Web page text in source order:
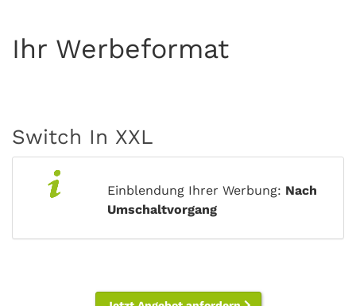
Ihr Werbeformat
Switch In XXL
Einblendung Ihrer Werbung: Nach
Umschaltvorgang